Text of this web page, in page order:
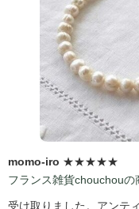
momo-iro ★★★★★
フランス雑貨chouchouの
受け取りました。アンテ